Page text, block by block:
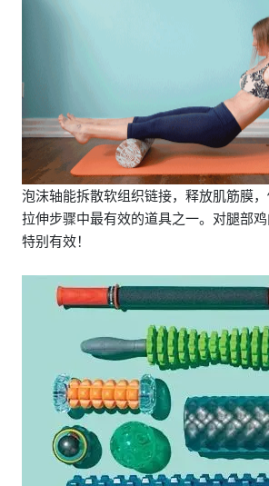
泡沫轴能拆散软组织链接，释放肌筋膜
拉伸步骤中最有效的道具之一。对腿部
特别有效！